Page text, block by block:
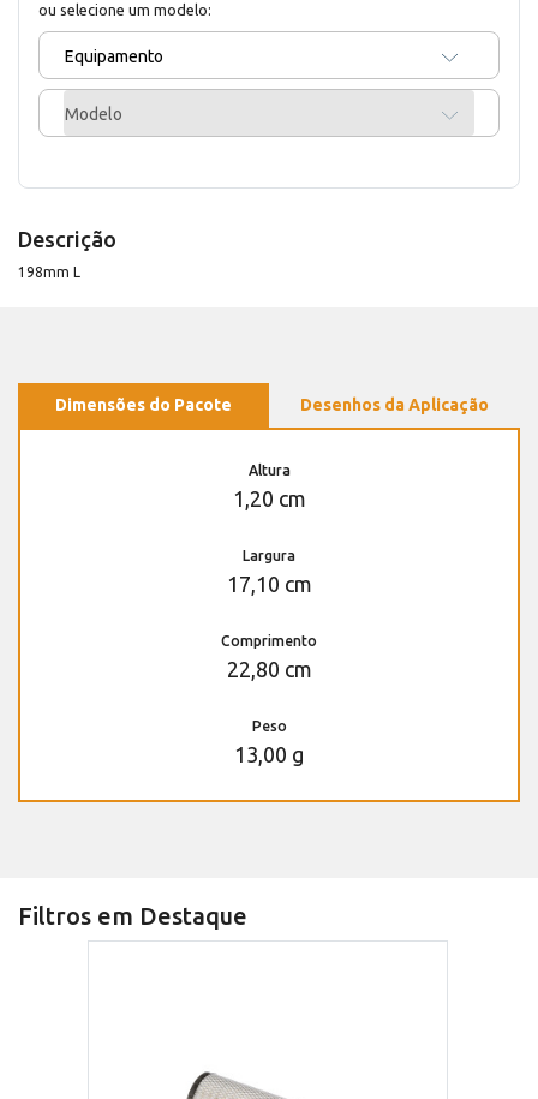
ou selecione um modelo:
Equipamento
Modelo
Descrição
198mm L
Dimensões do Pacote Desenhos da Aplicação
Altura
1,20 cm
Largura
17,10 cm
Comprimento
22,80 cm
Peso
13,00 g
Filtros em Destaque